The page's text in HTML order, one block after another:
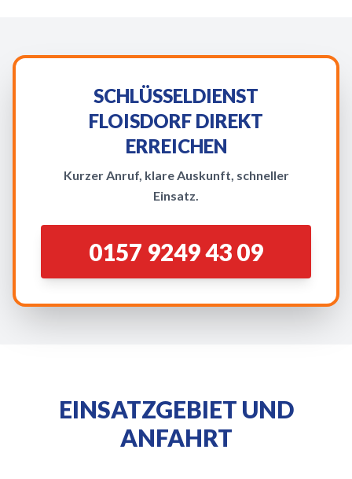
SCHLÜSSELDIENST
FLOISDORF DIREKT
ERREICHEN
Kurzer Anruf, klare Auskunft, schneller
Einsatz.
0157 9249 43 09
EINSATZGEBIET UND
ANFAHRT